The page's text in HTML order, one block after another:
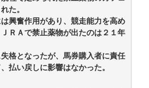
た。
興奮作用があり、競走能力を高め
ＲＡで禁止薬物が出たのは２１年
格となったが、馬券購入者に責任
払い戻しに影響はなかった。